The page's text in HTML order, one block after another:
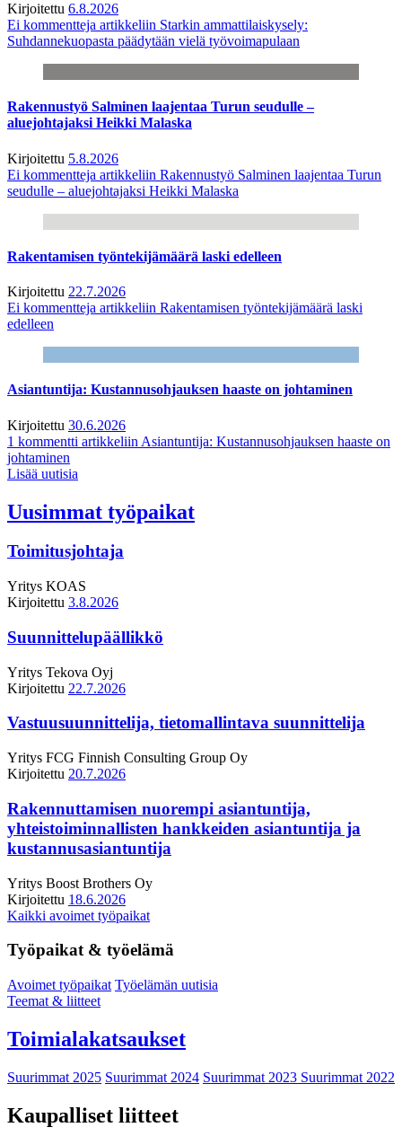
Kirjoitettu 6.8.2026
Ei kommentteja artikkeliin Starkin ammattilaiskysely:
Suhdannekuopasta päädytään vielä työvoimapulaan
Rakennustyö Salminen laajentaa Turun seudulle –
aluejohtajaksi Heikki Malaska
Kirjoitettu 5.8.2026
Ei kommentteja artikkeliin Rakennustyö Salminen laajentaa Turun
seudulle – aluejohtajaksi Heikki Malaska
Rakentamisen työntekijämäärä laski edelleen
Kirjoitettu 22.7.2026
Ei kommentteja artikkeliin Rakentamisen työntekijämäärä laski
edelleen
Asiantuntija: Kustannusohjauksen haaste on johtaminen
Kirjoitettu 30.6.2026
1 kommentti artikkeliin Asiantuntija: Kustannusohjauksen haaste on
johtaminen
Lisää uutisia
Uusimmat työpaikat
Toimitusjohtaja
Yritys KOAS
Kirjoitettu 3.8.2026
Suunnittelupäällikkö
Yritys Tekova Oyj
Kirjoitettu 22.7.2026
Vastuusuunnittelija, tietomallintava suunnittelija
Yritys FCG Finnish Consulting Group Oy
Kirjoitettu 20.7.2026
Rakennuttamisen nuorempi asiantuntija,
yhteistoiminnallisten hankkeiden asiantuntija ja
kustannusasiantuntija
Yritys Boost Brothers Oy
Kirjoitettu 18.6.2026
Kaikki avoimet työpaikat
Työpaikat & työelämä
Avoimet työpaikat Työelämän uutisia
Teemat & liitteet
Toimialakatsaukset
Suurimmat 2025 Suurimmat 2024 Suurimmat 2023 Suurimmat 2022
Kaupalliset liitteet